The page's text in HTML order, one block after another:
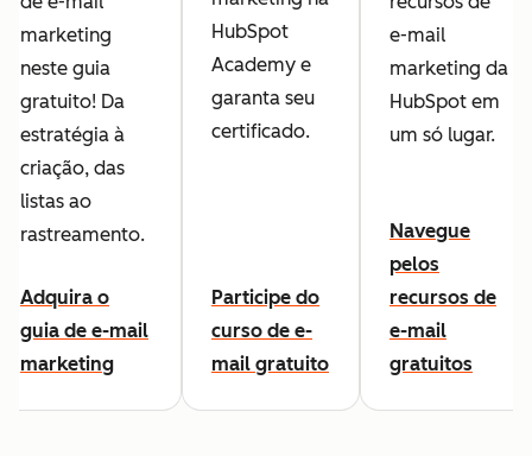
marketing
neste guia
gratuito! Da
estratégia à
criação, das
listas ao
rastreamento.
Adquira o
guia de e-mail
marketing
HubSpot
Academy e
garanta seu
certificado.
Participe do
curso de e-
mail gratuito
e-mail
marketing da
HubSpot em
um só lugar.
Navegue
pelos
recursos de
e-mail
gratuitos